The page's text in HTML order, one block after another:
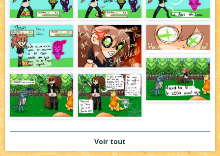
Voir tout